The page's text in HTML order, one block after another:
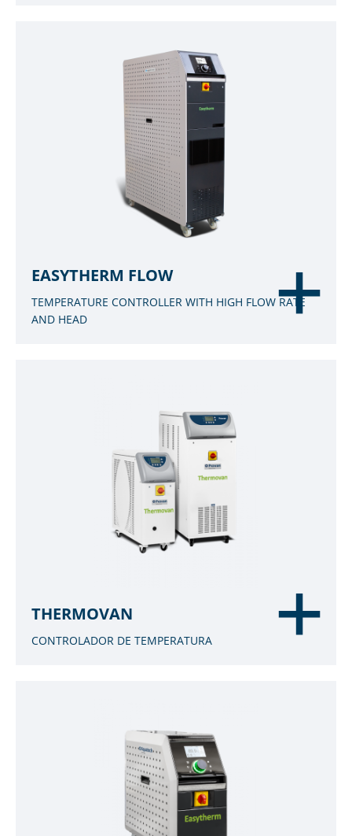
EASYTHERM FLOW
TEMPERATURE CONTROLLER WITH HIGH FLOW RATE
AND HEAD
THERMOVAN
CONTROLADOR DE TEMPERATURA